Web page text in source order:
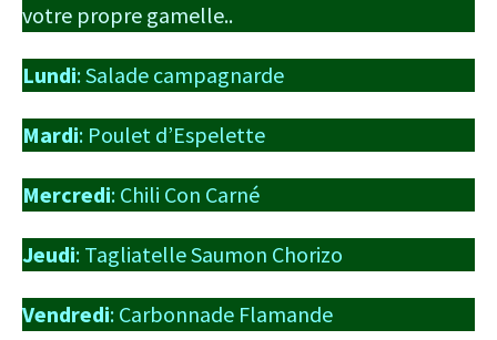
votre propre gamelle..
Lundi: Salade campagnarde
Mardi: Poulet d’Espelette
Mercredi: Chili Con Carné
Jeudi: Tagliatelle Saumon Chorizo
Vendredi: Carbonnade Flamande